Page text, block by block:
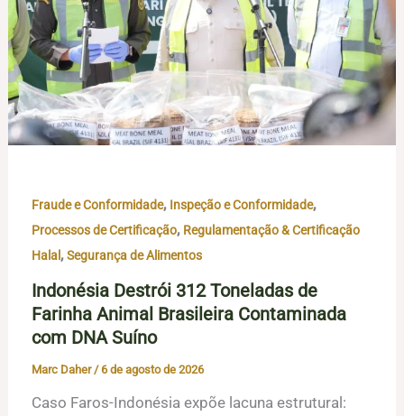
Fraude e Conformidade, Inspeção e Conformidade,
Processos de Certificação, Regulamentação & Certificação
Halal,Segurança de Alimentos
Indonésia Destrói 312 Toneladas de
Farinha Animal Brasileira Contaminada
com DNA Suíno
Marc Daher/6 de agosto de 2026
Caso Faros-Indonésia expõe lacuna estrutural: